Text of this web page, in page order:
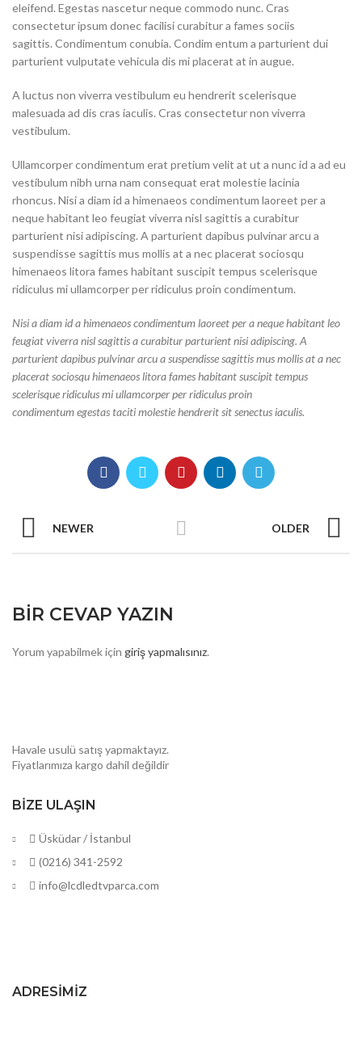
eleifend. Egestas nascetur neque commodo nunc. Cras
consectetur ipsum donec facilisi curabitur a fames sociis
sagittis. Condimentum conubia. Condim entum a parturient dui
parturient vulputate vehicula dis mi placerat at in augue.
A luctus non viverra vestibulum eu hendrerit scelerisque
malesuada ad dis cras iaculis. Cras consectetur non viverra
vestibulum.
Ullamcorper condimentum erat pretium velit at ut a nunc id a ad eu
vestibulum nibh urna nam consequat erat molestie lacinia
rhoncus. Nisi a diam id a himenaeos condimentum laoreet per a
neque habitant leo feugiat viverra nisl sagittis a curabitur
parturient nisi adipiscing. A parturient dapibus pulvinar arcu a
suspendisse sagittis mus mollis at a nec placerat sociosqu
himenaeos litora fames habitant suscipit tempus scelerisque
ridiculus mi ullamcorper per ridiculus proin condimentum.
Nisi a diam id a himenaeos condimentum laoreet per a neque habitant leo
feugiat viverra nisl sagittis a curabitur parturient nisi adipiscing. A
parturient dapibus pulvinar arcu a suspendisse sagittis mus mollis at a nec
placerat sociosqu himenaeos litora fames habitant suscipit tempus
scelerisque ridiculus mi ullamcorper per ridiculus proin
condimentum egestas taciti molestie hendrerit sit senectus iaculis.
NEWER OLDER
BIR CEVAP YAZIN
Yorum yapabilmek için giriş yapmalısınız.
Havale usulü satış yapmaktayız.
Fiyatlarımıza kargo dahil değildir
BIZE ULAŞIN
Üsküdar / İstanbul
(0216) 341-2592
info@lcdledtvparca.com
ADRESIMIZ